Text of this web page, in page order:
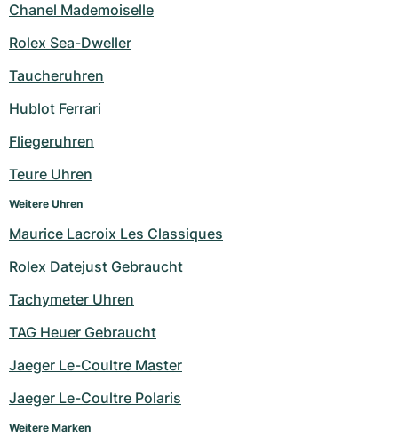
Chanel Mademoiselle
Rolex Sea-Dweller
Taucheruhren
Hublot Ferrari
Fliegeruhren
Teure Uhren
Weitere Uhren
Maurice Lacroix Les Classiques
Rolex Datejust Gebraucht
Tachymeter Uhren
TAG Heuer Gebraucht
Jaeger Le-Coultre Master
Jaeger Le-Coultre Polaris
Weitere Marken